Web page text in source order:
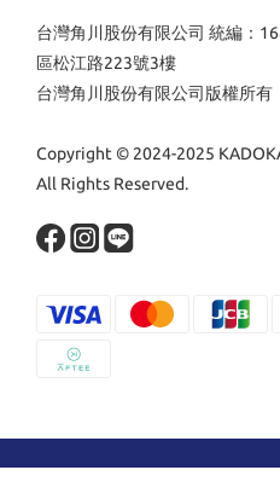
台灣角川股份有限公司 統編：
區松江路223號3樓
台灣角川股份有限公司版權所有
Copyright © 2024-2025
All Rights Reserved.